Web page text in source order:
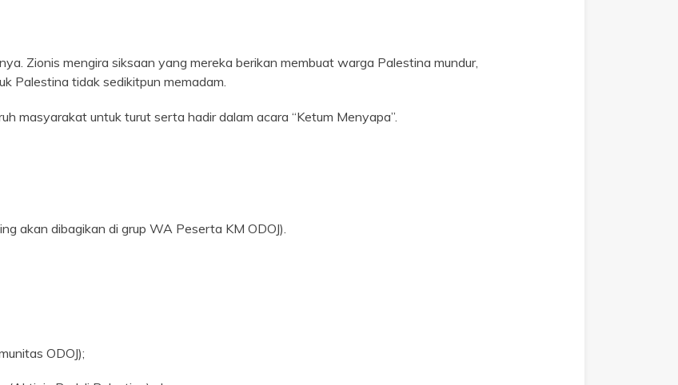
Zionis mengira siksaan yang mereka berikan membuat warga Palestina mundur,
Palestina tidak sedikitpun memadam.
masyarakat untuk turut serta hadir dalam acara “Ketum Menyapa”.
akan dibagikan di grup WA Peserta KM ODOJ).
ODOJ);